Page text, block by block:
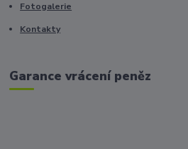
Fotogalerie
Kontakty
Garance vrácení peněz